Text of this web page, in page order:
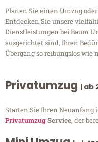
Planen Sie einen Umzug
Entdecken Sie unsere
Dienstleistungen bei Baum
ausgerichtet sind, Ihren
Übergang so reibungslos wie
Privatumzug | ab
Starten Sie Ihren Neuanfang
PrivatumzugService, der